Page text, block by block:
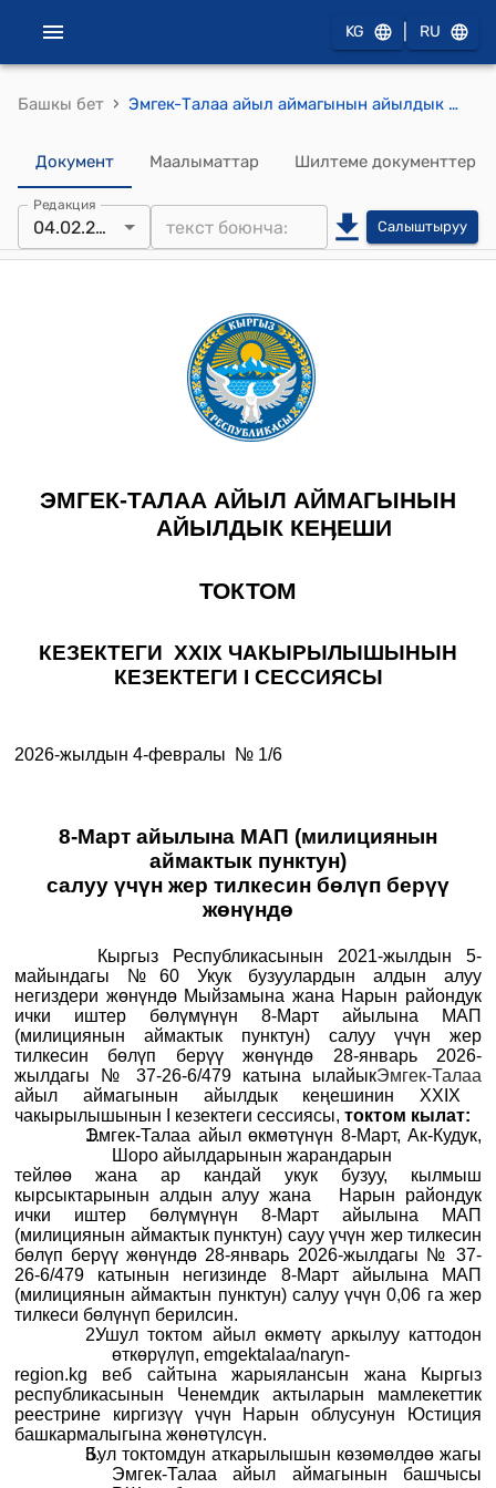
KG RU
Башкы бет › Эмгек-Талаа айыл аймагынын айылдык кеңешинин 2026-жылдын 4-февралындагы №1/6 "8-Март айылына МАП (милициянын аймактык пунктун) салуу үчүн жер тилкесин бөлүп берүү жөнүндө" Токтому
Документ Маалыматтар Шилтеме документтер
Редакция
04.02.2026 Салыштыруу